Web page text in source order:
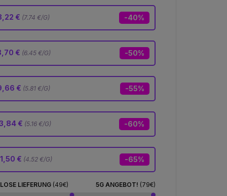
-40%
€ (7.74 €/G)
-50%
€ (6.45 €/G)
-55%
€ (5.81 €/G)
-60%
€ (5.16 €/G)
-65%
€ (4.52 €/G)
LIEFERUNG (49€) 5G ANGEBOT! (79€)